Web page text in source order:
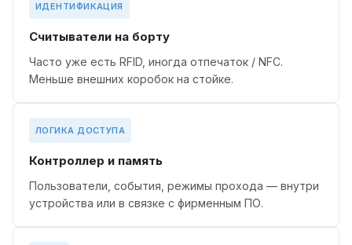
ИДЕНТИФИКАЦИЯ
Считыватели на борту
Часто уже есть RFID, иногда отпечаток / NFC.
Меньше внешних коробок на стойке.
ЛОГИКА ДОСТУПА
Контроллер и память
Пользователи, события, режимы прохода — внутри
устройства или в связке с фирменным ПО.